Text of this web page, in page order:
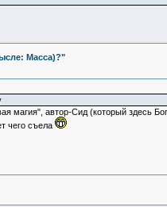
Масса)?"
магия", автор-Сид (который здесь
чего съела